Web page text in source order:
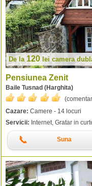
De la 120 lei camera
Pensiunea Zenit
Baile Tusnad (Harghita)
Cazare: Camere - 14 locuri
Servicii: Internet, Gratar in
Suna